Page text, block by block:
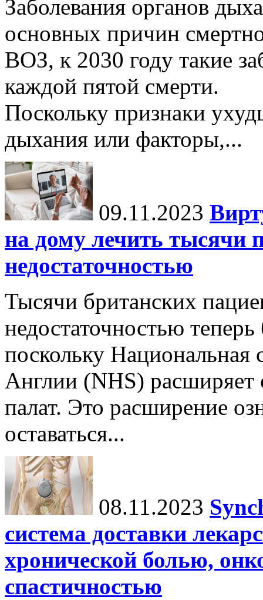
Заболевания органов
основных причин
ВОЗ, к 2030 году такие
каждой пятой смерти.
Поскольку признаки
дыхания или факторы,...
09.11.2023
на дому лечить тысячи
недостаточностью
Тысячи британских
недостаточностью
поскольку Национальная
Англии (NHS) расширяет
палат. Это расширение
оставаться...
08.11.2023
система доставки
хронической болью,
спастичностью